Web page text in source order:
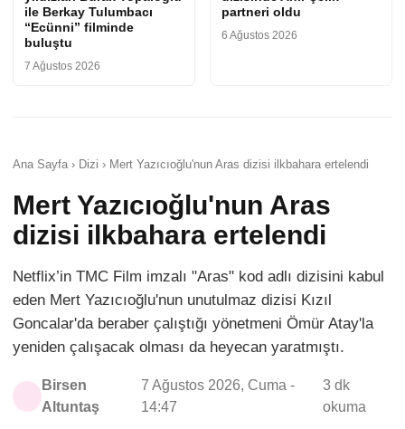
ile Berkay Tulumbacı
“Ecünni” filminde
buluştu
7 Ağustos 2026
partneri oldu
6 Ağustos 2026
Ana Sayfa › Dizi › Mert Yazıcıoğlu'nun Aras dizisi ilkbahara ertelendi
Mert Yazıcıoğlu'nun Aras
dizisi ilkbahara ertelendi
Netflix’in TMC Film imzalı "Aras" kod adlı dizisini kabul
eden Mert Yazıcıoğlu'nun unutulmaz dizisi Kızıl
Goncalar'da beraber çalıştığı yönetmeni Ömür Atay'la
yeniden çalışacak olması da heyecan yaratmıştı.
Birsen
Altuntaş
7 Ağustos 2026, Cuma -
14:47
3 dk
okuma